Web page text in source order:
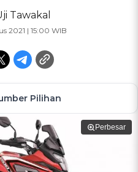
Tawakal
2021 | 15:00 WIB
Pilihan
Perbesar